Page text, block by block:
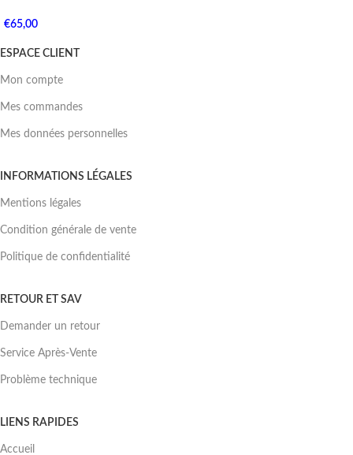
€65,00
ESPACE CLIENT
Mon compte
Mes commandes
Mes données personnelles
INFORMATIONS LÉGALES
Mentions légales
Condition générale de vente
Politique de confidentialité
RETOUR ET SAV
Demander un retour
Service Après-Vente
Problème technique
LIENS RAPIDES
Accueil